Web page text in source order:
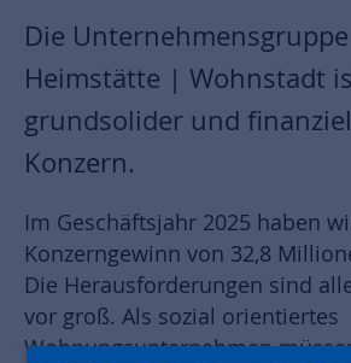
Die
Heimstätte | Wohnstadt
grundsolider und
Konzern.
Im Geschäftsjahr 2025 haben
Konzerngewinn von 32,8
Die Herausforderungen sind
vor groß. Als sozial orientiertes
Wohnungsunternehmen